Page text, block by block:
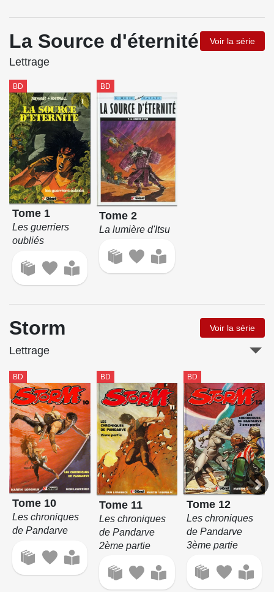
La Source d'éternité Voir la série
Lettrage
BD
Tome 1
Les guerriers
oubliés
BD
Tome 2
La lumière d'Itsu
Storm Voir la série
Lettrage
BD
Tome 10
Les chroniques
de Pandarve
BD
Tome 11
Les chroniques
de Pandarve
2ème partie
BD
Tome 12
Les chroniques
de Pandarve
3ème partie